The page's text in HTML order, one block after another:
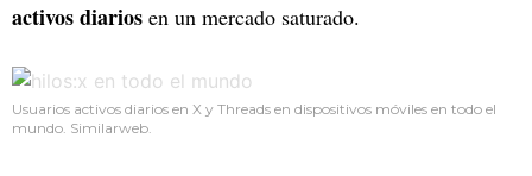
activos diarios en un mercado saturado.
Usuarios activos diarios en X y Threads en dispositivos móviles en todo el
mundo. Similarweb.